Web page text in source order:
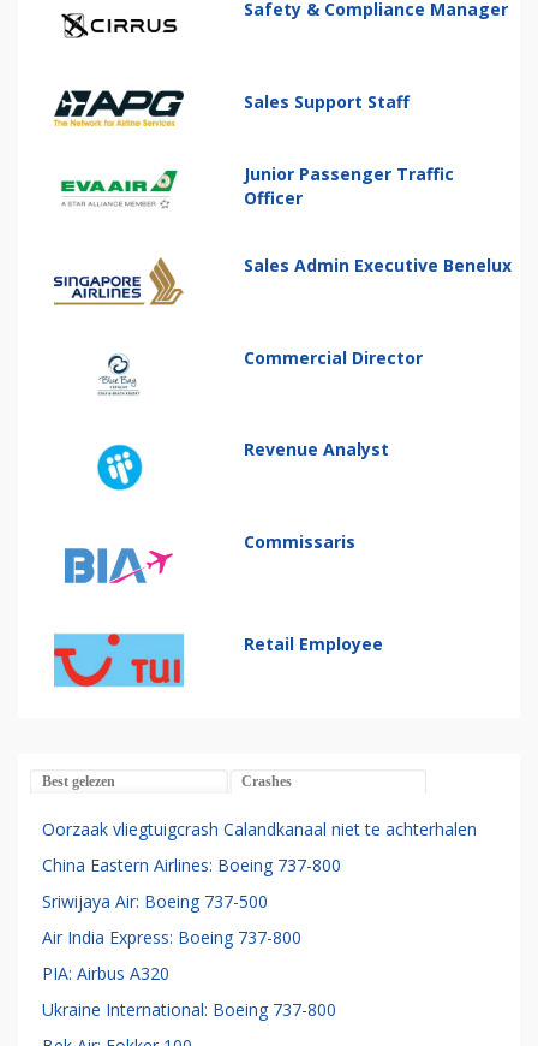
Safety & Compliance Manager
Sales Support Staff
Junior Passenger Traffic
Officer
Sales Admin Executive Benelux
Commercial Director
Revenue Analyst
Commissaris
Retail Employee
Best gelezen Crashes
Oorzaak vliegtuigcrash Calandkanaal niet te achterhalen
China Eastern Airlines: Boeing 737-800
Sriwijaya Air: Boeing 737-500
Air India Express: Boeing 737-800
PIA: Airbus A320
Ukraine International: Boeing 737-800